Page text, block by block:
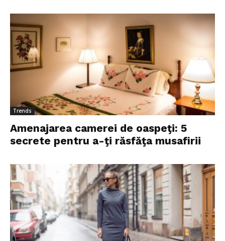
Trends
Amenajarea camerei de oaspeţi: 5
secrete pentru a-ţi răsfăţa musafirii